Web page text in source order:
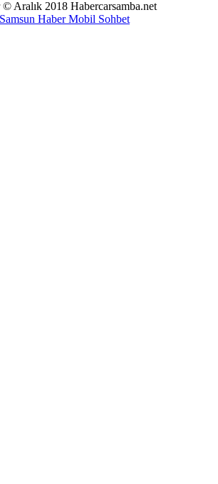
© Aralık 2018 Habercarsamba.net
Samsun HaberMobil Sohbet